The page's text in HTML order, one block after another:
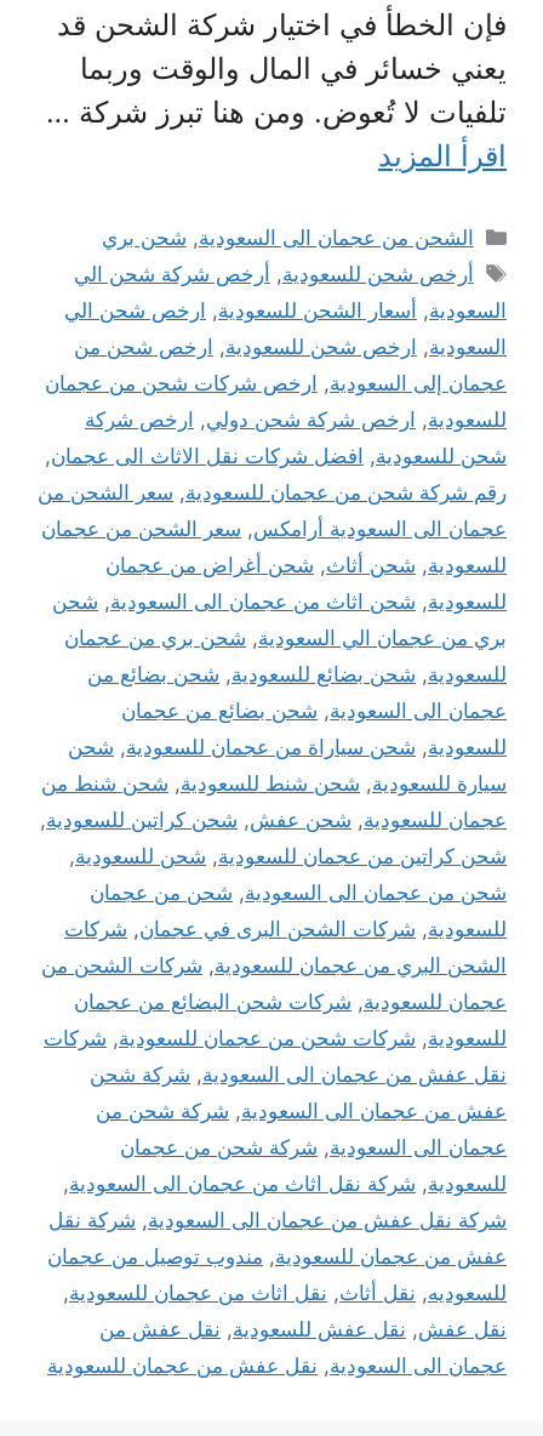
فإن الخطأ في اختيار شركة الشحن قد
يعني خسائر في المال والوقت وربما
تلفيات لا تُعوض. ومن هنا تبرز شركة …
اقرأ المزيد
التصنيفات
الشحن من عجمان الى السعودية, شحن بري
الوسوم
أرخص شحن للسعودية, أرخص شركة شحن الي
السعودية, أسعار الشحن للسعودية, ارخص شحن الي
السعودية, ارخص شحن للسعودية, ارخص شحن من
عجمان إلى السعودية, ارخص شركات شحن من عجمان
للسعودية, ارخص شركة شحن دولي, ارخص شركة
شحن للسعودية, افضل شركات نقل الاثاث الى عجمان,
رقم شركة شحن من عجمان للسعودية, سعر الشحن من
عجمان الى السعودية أرامكس, سعر الشحن من عجمان
للسعودية, شحن أثاث, شحن أغراض من عجمان
للسعودية, شحن اثاث من عجمان الى السعودية, شحن
بري من عجمان الي السعودية, شحن بري من عجمان
للسعودية, شحن بضائع للسعودية, شحن بضائع من
عجمان الى السعودية, شحن بضائع من عجمان
للسعودية, شحن سياراة من عجمان للسعودية, شحن
سيارة للسعودية, شحن شنط للسعودية, شحن شنط من
عجمان للسعودية, شحن عفش, شحن كراتين للسعودية,
شحن كراتين من عجمان للسعودية, شحن للسعودية,
شحن من عجمان الى السعودية, شحن من عجمان
للسعودية, شركات الشحن البرى في عجمان, شركات
الشحن البري من عجمان للسعودية, شركات الشحن من
عجمان للسعودية, شركات شحن البضائع من عجمان
للسعودية, شركات شحن من عجمان للسعودية, شركات
نقل عفش من عجمان الى السعودية, شركة شحن
عفش من عجمان الى السعودية, شركة شحن من
عجمان الى السعودية, شركة شحن من عجمان
للسعودية, شركة نقل اثاث من عجمان الى السعودية,
شركة نقل عفش من عجمان الى السعودية, شركة نقل
عفش من عجمان للسعودية, مندوب توصيل من عجمان
للسعوديه, نقل أثاث, نقل اثاث من عجمان للسعودية,
نقل عفش, نقل عفش للسعودية, نقل عفش من
عجمان الى السعودية, نقل عفش من عجمان للسعودية